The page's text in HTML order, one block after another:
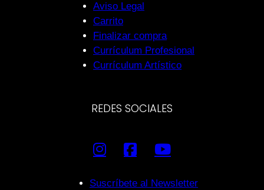
Aviso Legal
Carrito
Finalizar compra
Currículum Profesional
Currículum Artístico
REDES SOCIALES
Suscríbete al Newsletter